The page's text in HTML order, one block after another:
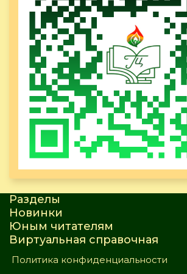
Разделы
Новинки
Юным читателям
Виртуальная справочная
Политика конфиденциальности